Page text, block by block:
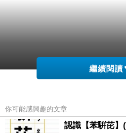
繼續閱讀
你可能感興趣的文章
認識【苯騈芘】